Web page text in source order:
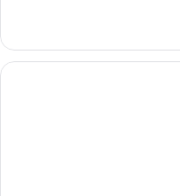
기
자
세
히